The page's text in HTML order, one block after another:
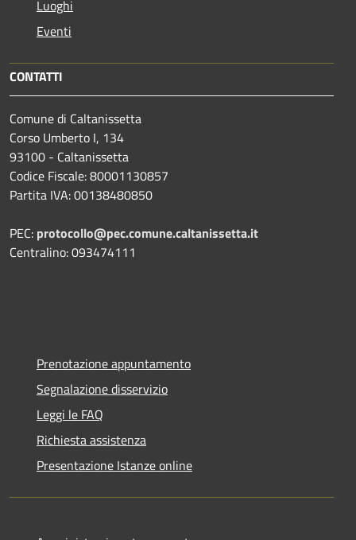
Luoghi
Eventi
CONTATTI
Comune di Caltanissetta
Corso Umberto I, 134
93100 - Caltanissetta
Codice Fiscale: 80001130857
Partita IVA: 00138480850
PEC: protocollo@pec.comune.caltanissetta.it
Centralino: 093474111
Prenotazione appuntamento
Segnalazione disservizio
Leggi le FAQ
Richiesta assistenza
Presentazione Istanze online